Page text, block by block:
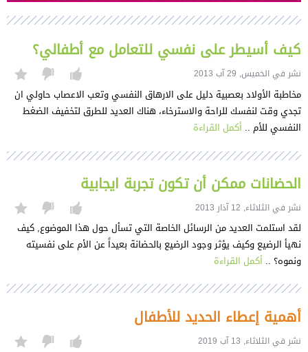
كيف أسيطر على نفسي للتعامل مع أطفالي؟
نشر في الخميس, 29 آب 2013
مخاطبة الأولاد بعصبية دليل على الارهاق النفسي وتعب الاعصاب حاولي ان
تجدي وقت لنفسك للراحة والاسترخاء، هناك العديد للطرق لتخفيف الضغط
النفسي للأم .. أكمل القراءة
الحضانات ممكن أن تكون تجربة ايجابية
نشر في الثلاثاء, 12 آذار 2013
لقد استلمت العديد من الرسائل الخاصة التي تسأل حول هذا الموضوع, كيف
نهيأ الرضيع وكيف يؤثر وجود الرضيع بالحضانة بعيداً عن الأم على نفسيته
ونموه؟ .. أكمل القراءة
أهمية إعطاء الحديد للأطفال
نشر في الثلاثاء, 13 آب 2019